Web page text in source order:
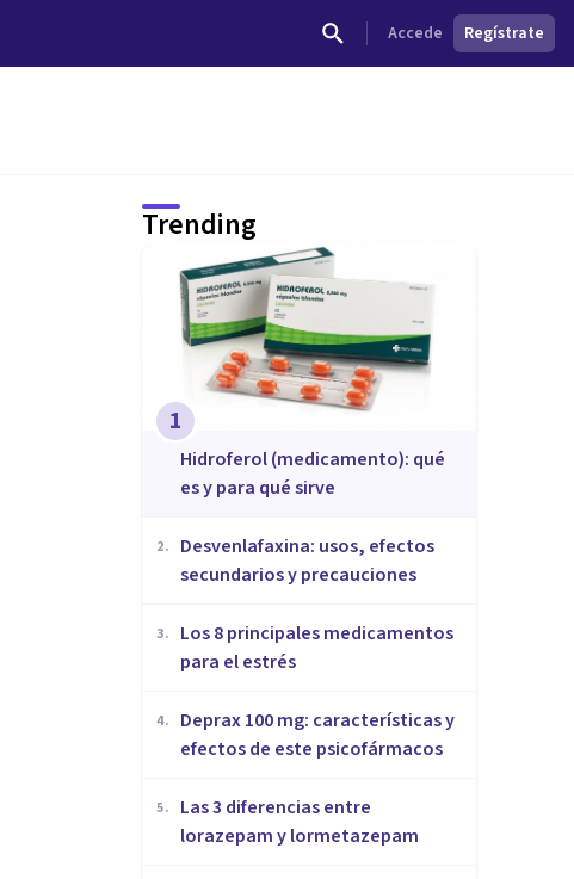
Accede Regístrate
Trending
1
Hidroferol (medicamento): qué
es y para qué sirve
2.
Desvenlafaxina: usos, efectos
secundarios y precauciones
3.
Los 8 principales medicamentos
para el estrés
4.
Deprax 100 mg: características y
efectos de este psicofármacos
5.
Las 3 diferencias entre
lorazepam y lormetazepam